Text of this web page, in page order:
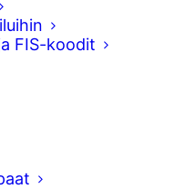
FIS-koodit